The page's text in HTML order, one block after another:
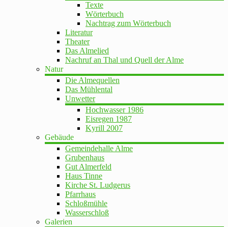
Texte
Wörterbuch
Nachtrag zum Wörterbuch
Literatur
Theater
Das Almelied
Nachruf an Thal und Quell der Alme
Natur
Die Almequellen
Das Mühlental
Unwetter
Hochwasser 1986
Eisregen 1987
Kyrill 2007
Gebäude
Gemeindehalle Alme
Grubenhaus
Gut Almerfeld
Haus Tinne
Kirche St. Ludgerus
Pfarrhaus
Schloßmühle
Wasserschloß
Galerien